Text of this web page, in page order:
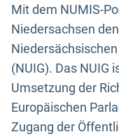
Mit dem NUMIS-
Niedersachsen
(NUIG). Das NUIG
Umsetzung der
Europäischen
Zugang der